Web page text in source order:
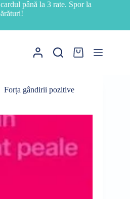
până la 3 rate. Spor la
Coș
Forța gândirii pozitive